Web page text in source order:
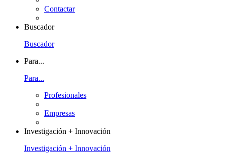
Contactar
Buscador
Buscador
Para...
Para...
Profesionales
Empresas
Investigación + Innovación
Investigación + Innovación